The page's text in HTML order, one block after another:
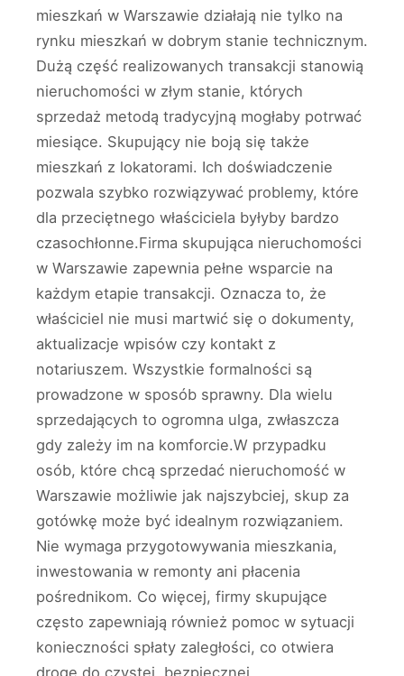
mieszkań w Warszawie działają nie tylko na
rynku mieszkań w dobrym stanie technicznym.
Dużą część realizowanych transakcji stanowią
nieruchomości w złym stanie, których
sprzedaż metodą tradycyjną mogłaby potrwać
miesiące. Skupujący nie boją się także
mieszkań z lokatorami. Ich doświadczenie
pozwala szybko rozwiązywać problemy, które
dla przeciętnego właściciela byłyby bardzo
czasochłonne.Firma skupująca nieruchomości
w Warszawie zapewnia pełne wsparcie na
każdym etapie transakcji. Oznacza to, że
właściciel nie musi martwić się o dokumenty,
aktualizacje wpisów czy kontakt z
notariuszem. Wszystkie formalności są
prowadzone w sposób sprawny. Dla wielu
sprzedających to ogromna ulga, zwłaszcza
gdy zależy im na komforcie.W przypadku
osób, które chcą sprzedać nieruchomość w
Warszawie możliwie jak najszybciej, skup za
gotówkę może być idealnym rozwiązaniem.
Nie wymaga przygotowywania mieszkania,
inwestowania w remonty ani płacenia
pośrednikom. Co więcej, firmy skupujące
często zapewniają również pomoc w sytuacji
konieczności spłaty zaległości, co otwiera
drogę do czystej, bezpiecznej